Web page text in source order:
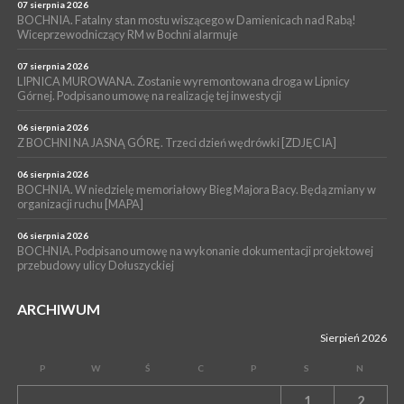
WYDARZENIA
04 sierpnia 2026
zabrał dziecko do szpitala w Krakowie
07 sierpnia 2026
BOCHNIA. Fatalny stan mostu wiszącego w Damienicach nad Rabą!
Wiceprzewodniczący RM w Bochni alarmuje
07 sierpnia 2026
LIPNICA MUROWANA. Zostanie wyremontowana droga w Lipnicy
Górnej. Podpisano umowę na realizację tej inwestycji
06 sierpnia 2026
Z BOCHNI NA JASNĄ GÓRĘ. Trzeci dzień wędrówki [ZDJĘCIA]
06 sierpnia 2026
BOCHNIA. W niedzielę memoriałowy Bieg Majora Bacy. Będą zmiany w
organizacji ruchu [MAPA]
06 sierpnia 2026
BOCHNIA. Podpisano umowę na wykonanie dokumentacji projektowej
przebudowy ulicy Dołuszyckiej
ARCHIWUM
Sierpień 2026
P W Ś C P S N
1 2